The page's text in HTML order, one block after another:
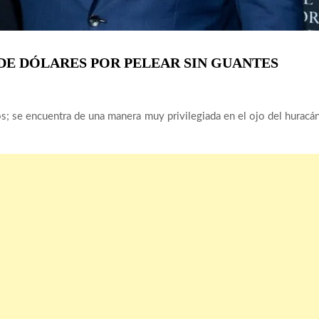
DÓLARES POR PELEAR SIN GUANTES
se encuentra de una manera muy privilegiada en el ojo del